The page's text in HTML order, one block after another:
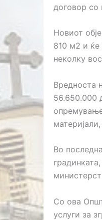
договор со
Новиот
810 м2 и ќе
неколку
Вредноста
56.650.000
Во
Со ова
услуги за